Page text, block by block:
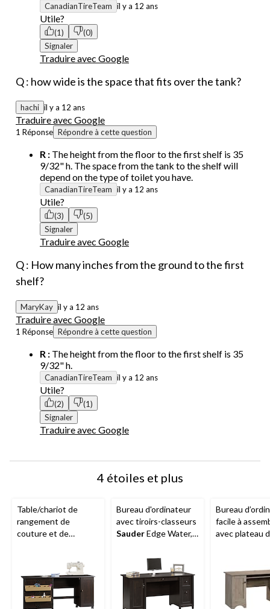
CanadianTireTeam il y a 12 ans
Utile?
(1)
(0)
Signaler
Traduire avec Google
Q : how wide is the space that fits over the tank?
hachi il y a 12 ans
Traduire avec Google
1 Réponse Répondre à cette question
R : The height from the floor to the first shelf is 35
9/32" h. The space from the tank to the shelf will
depend on the type of toilet you have.
CanadianTireTeam il y a 12 ans
Utile?
(3)
(5)
Signaler
Traduire avec Google
Q : How many inches from the ground to the first
shelf?
MaryKay il y a 12 ans
Traduire avec Google
1 Réponse Répondre à cette question
R : The height from the floor to the first shelf is 35
9/32" h.
CanadianTireTeam il y a 12 ans
Utile?
(2)
(1)
Signaler
Traduire avec Google
4 étoiles et plus
Table/chariot de
rangement de
couture et de
verrouillablesSauder
fini cannelle-cerisier
Bureau d'ordinateur
avec tiroirs-classeurs
SauderEdge Water,
Bureau
facile à
avec plateau